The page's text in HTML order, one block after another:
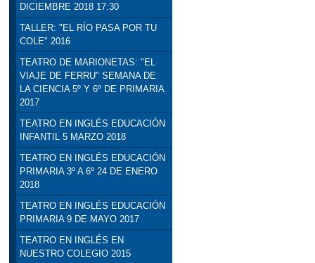
DICIEMBRE 2018 17:30
TALLER: "EL RÍO PASA POR TU
COLE" 2016
TEATRO DE MARIONETAS: "EL
VIAJE DE FERRU" SEMANA DE
LA CIENCIA 5º Y 6º DE PRIMARIA
2017
TEATRO EN INGLÉS EDUCACIÓN
INFANTIL 5 MARZO 2018
TEATRO EN INGLÉS EDUCACIÓN
PRIMARIA 3º A 6º 24 DE ENERO
2018
TEATRO EN INGLÉS EDUCACIÓN
PRIMARIA 9 DE MAYO 2017
TEATRO EN INGLÉS EN
NUESTRO COLEGIO 2015